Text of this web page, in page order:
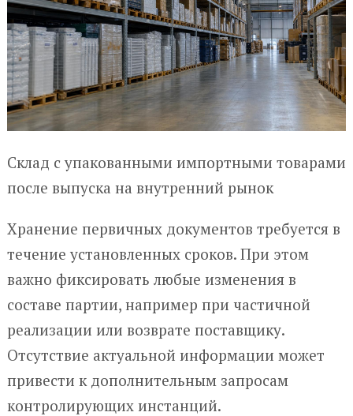
Склад с упакованными импортными товарами
после выпуска на внутренний рынок
Хранение первичных документов требуется в
течение установленных сроков. При этом
важно фиксировать любые изменения в
составе партии, например при частичной
реализации или возврате поставщику.
Отсутствие актуальной информации может
привести к дополнительным запросам
контролирующих инстанций.